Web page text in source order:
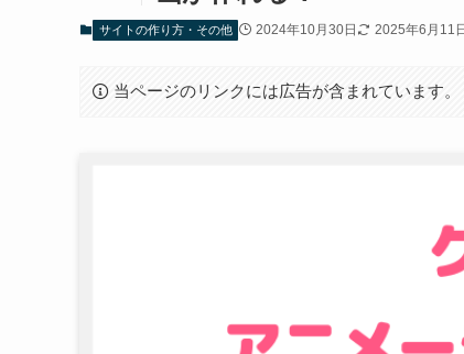
サイトの作り方・その他 2024年10月30日 2025年6月11日
当ページのリンクには広告が含まれています。